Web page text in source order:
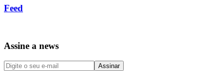
Feed
Assine a news